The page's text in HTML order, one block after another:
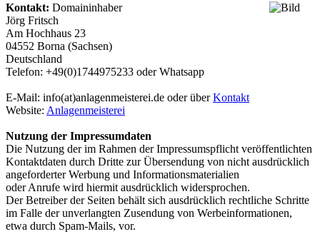
Kontakt: Domaininhaber
Jörg Fritsch
Am Hochhaus 23
04552 Borna (Sachsen)
Deutschland
Telefon: +49(0)1744975233 oder Whatsapp
E-Mail: info(at)anlagenmeisterei.de oder überKontakt
Website: Anlagenmeisterei
Nutzung der Impressumdaten
Die Nutzung der im Rahmen der Impressumspflicht veröffentlichten
Kontaktdaten durch Dritte zur Übersendung von nicht ausdrücklich
angeforderter Werbung und Informationsmaterialien
oder Anrufe wird hiermit ausdrücklich widersprochen.
Der Betreiber der Seiten behält sich ausdrücklich rechtliche Schritte
im Falle der unverlangten Zusendung von Werbeinformationen,
etwa durch Spam-Mails, vor.